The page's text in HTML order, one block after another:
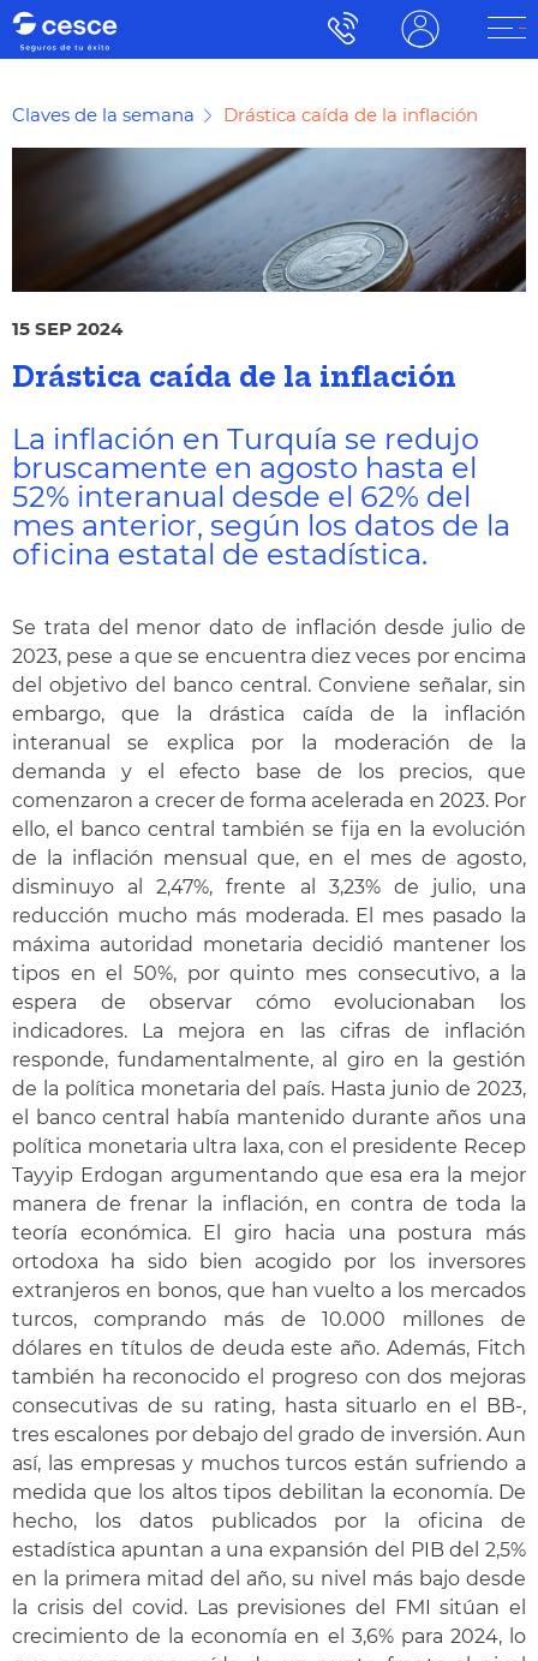
Claves de la semana Drástica caída de la inflación
15 SEP 2024
Drástica caída de la inflación
La inflación en Turquía se redujo
bruscamente en agosto hasta el
52% interanual desde el 62% del
mes anterior, según los datos de la
oficina estatal de estadística.
Se trata del menor dato de inflación desde julio de
2023, pese a que se encuentra diez veces por encima
del objetivo del banco central. Conviene señalar, sin
embargo, que la drástica caída de la inflación
interanual se explica por la moderación de la
demanda y el efecto base de los precios, que
comenzaron a crecer de forma acelerada en 2023. Por
ello, el banco central también se fija en la evolución
de la inflación mensual que, en el mes de agosto,
disminuyo al 2,47%, frente al 3,23% de julio, una
reducción mucho más moderada. El mes pasado la
máxima autoridad monetaria decidió mantener los
tipos en el 50%, por quinto mes consecutivo, a la
espera de observar cómo evolucionaban los
indicadores. La mejora en las cifras de inflación
responde, fundamentalmente, al giro en la gestión
de la política monetaria del país. Hasta junio de 2023,
el banco central había mantenido durante años una
política monetaria ultra laxa, con el presidente Recep
Tayyip Erdogan argumentando que esa era la mejor
manera de frenar la inflación, en contra de toda la
teoría económica. El giro hacia una postura más
ortodoxa ha sido bien acogido por los inversores
extranjeros en bonos, que han vuelto a los mercados
turcos, comprando más de 10.000 millones de
dólares en títulos de deuda este año. Además, Fitch
también ha reconocido el progreso con dos mejoras
consecutivas de su rating, hasta situarlo en el BB-,
tres escalones por debajo del grado de inversión. Aun
así, las empresas y muchos turcos están sufriendo a
medida que los altos tipos debilitan la economía. De
hecho, los datos publicados por la oficina de
estadística apuntan a una expansión del PIB del 2,5%
en la primera mitad del año, su nivel más bajo desde
la crisis del covid. Las previsiones del FMI sitúan el
crecimiento de la economía en el 3,6% para 2024, lo